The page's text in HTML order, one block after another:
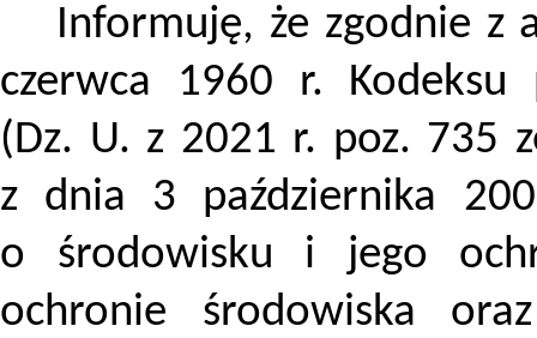
Informuję, że zgodnie
czerwca 1960 r. Kodeksu
(Dz. U. z 2021 r. poz. 735
z dnia 3 października
o środowisku i jego
ochronie środowiska